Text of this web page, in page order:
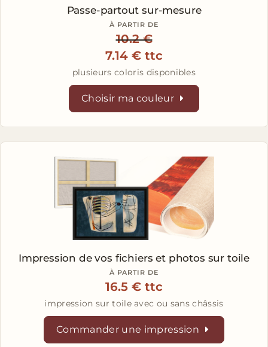
Passe-partout sur-mesure
À PARTIR DE
10.2 €
7.14 € ttc
plusieurs coloris disponibles
Choisir ma couleur
Impression de vos fichiers et photos sur toile
À PARTIR DE
16.5 € ttc
impression sur toile avec ou sans châssis
Commander une impression